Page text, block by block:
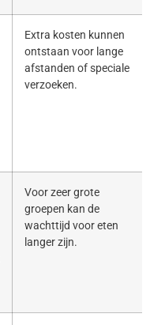
Extra kosten kunnen
ontstaan voor lange
afstanden of speciale
verzoeken.
Voor zeer grote
groepen kan de
wachttijd voor eten
langer zijn.